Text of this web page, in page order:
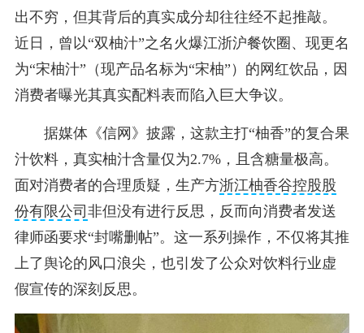
出不穷，但其背后的真实成分却往往经不起推敲。
近日，曾以“双柚汁”之名火爆江浙沪餐饮圈、现更名
为“宋柚汁”（现产品名标为“宋柚”）的网红饮品，因
消费者曝光其真实配料表而陷入巨大争议。
据媒体《信网》披露，这款主打“柚香”的复合果
汁饮料，真实柚汁含量仅为2.7%，且含糖量极高。
面对消费者的合理质疑，生产方浙江柚香谷控股股
份有限公司 非但没有进行反思，反而向消费者发送
律师函要求“封嘴删帖”。这一系列操作，不仅将其推
上了舆论的风口浪尖，也引发了公众对饮料行业虚
假宣传的深刻反思。